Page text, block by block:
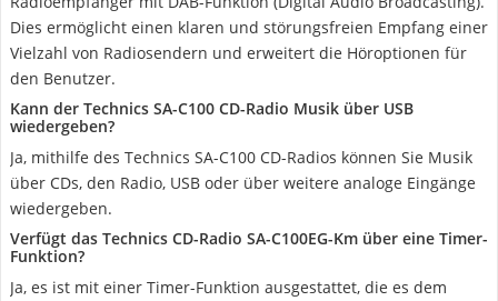
Dies ermöglicht einen klaren und störungsfreien Empfang einer
Vielzahl von Radiosendern und erweitert die Höroptionen für
den Benutzer.
Kann der Technics SA-C100 CD-Radio Musik über USB
wiedergeben?
Ja, mithilfe des Technics SA-C100 CD-Radios können Sie Musik
über CDs, den Radio, USB oder über weitere analoge Eingänge
wiedergeben.
Verfügt das Technics CD-Radio SA-C100EG-Km über eine Timer-
Funktion?
Ja, es ist mit einer Timer-Funktion ausgestattet, die es dem